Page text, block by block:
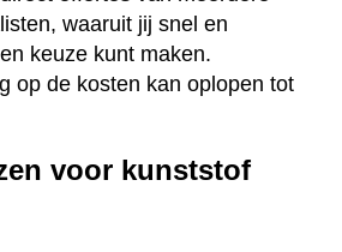
waaruit jij snel en
keuze kunt maken.
op de kosten kan oplopen tot
voor kunststof